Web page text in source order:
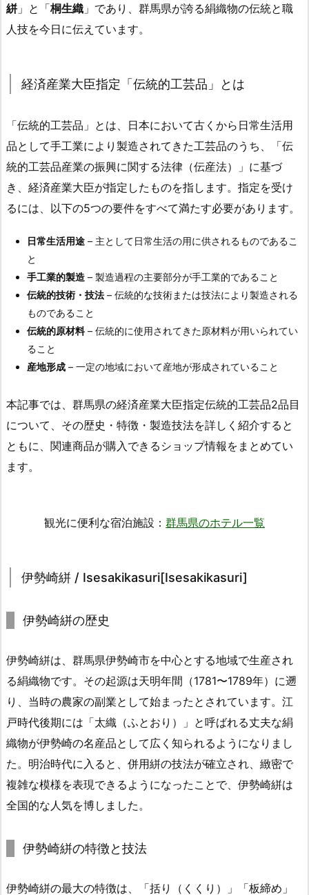
絣」と「桐生織 」であり、群馬県が誇る絹織物の伝統と職
人技を今日に伝えています。
経済産業大臣指定「伝統的工芸品」とは
「伝統的工芸品」とは、日本において古くから日常生活用
品として手工業により製造されてきた工芸品のうち、「伝
統的工芸品産業の振興に関する法律（伝産法）」に基づ
き、経済産業大臣が指定したものを指します。指定を受け
るには、以下の5つの要件をすべて満たす必要があります。
日常生活用途 – 主として日常生活の用に供されるものであるこ
と
手工業的製造 – 製造過程の主要部分が手工業的であること
伝統的技術・技法 – 伝統的な技術または技法により製造される
ものであること
伝統的原材料– 伝統的に使用されてきた原材料が用いられてい
ること
産地形成 – 一定の地域において産地が形成されていること
本記事では、群馬県の経済産業大臣指定伝統的工芸品2品目
について、その歴史・特徴・製造技法を詳しく紹介すると
ともに、関連商品が購入できるショップ情報をまとめてい
ます。
観光に便利な宿泊施設： 群馬県のホテル一覧
伊勢崎絣 / Isesakikasuri[Isesakikasuri]
伊勢崎絣の歴史
伊勢崎絣は、群馬県伊勢崎市を中心とする地域で生産され
る絹織物です。その起源は天明年間（1781〜1789年）に遡
り、当時の農家の副業として始まったとされています。江
戸時代後期には「太織（ふとおり）」と呼ばれる丈夫な絹
織物が伊勢崎の名産品として広く知られるようになりまし
た。明治時代に入ると、併用絣の技法が確立され、緻密で
複雑な模様を表現できるようになったことで、伊勢崎絣は
全国的な人気を博しました。
伊勢崎絣の特徴と技法
伊勢崎絣の最大の特徴は、「括り（くくり）」「板締め」